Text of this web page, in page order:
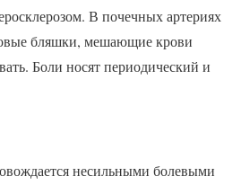
В почечных артериях
бляшки, мешающие крови
Боли носят периодический и
несильными болевыми